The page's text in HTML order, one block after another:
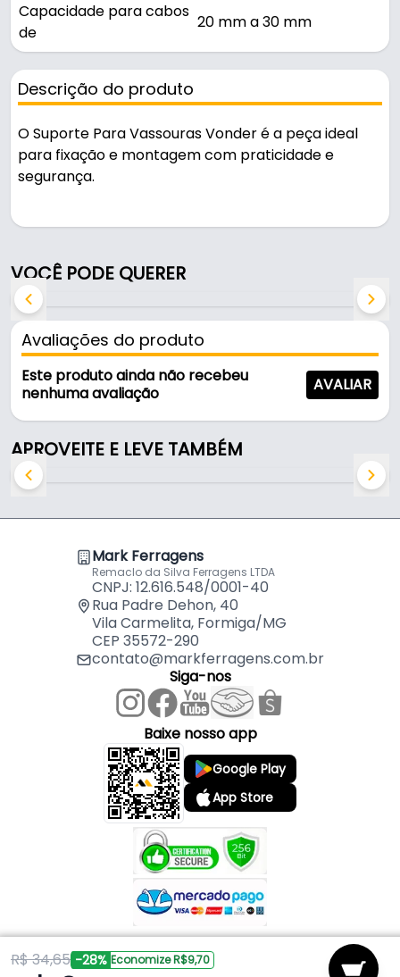
R$ 34,65 -28% Economize R$9,70
Capacidade para cabos
de
20 mm a 30 mm
Descrição do produto
O Suporte Para Vassouras Vonder é a peça ideal
para fixação e montagem com praticidade e
segurança.
Fabricado em Plástico, Borracha e Adesivo, é
resistente e durável no uso diário. Suporta 5 kg.
Características:
- Marca: Vonder
- Modelo: 1078005000
- Material: Plástico, Borracha e Adesivo
- Capacidade para cabos de: 20 mm a 30 mm
VOCÊ PODE QUERER
Avaliações do produto
Este produto ainda não recebeu
nenhuma avaliação
AVALIAR
APROVEITE E LEVE TAMBÉM
Mark Ferragens
Remaclo da Silva Ferragens LTDA
CNPJ: 12.616.548/0001-40
Rua Padre Dehon, 40
Vila Carmelita, Formiga/MG
CEP 35572-290
contato@markferragens.com.br
Siga-nos
Baixe nosso app
Google Play
App Store
Copyright © 2026 Mark Ferragens. Todos os direitos reservados.